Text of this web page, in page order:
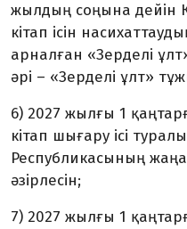
жылдың соңына дейін
кітап ісін
арналған «Зерделі
әрі – «Зерделі ұлт»
6) 2027 жылғы 1
кітап шығару ісі
Республикасының
әзірлесін;
7) 2027 жылғы 1